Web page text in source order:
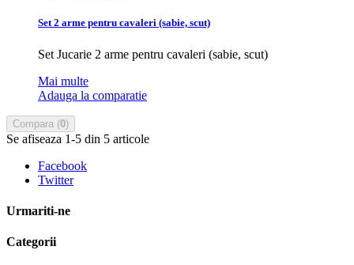
Set 2 arme pentru cavaleri (sabie, scut)
Set Jucarie 2 arme pentru cavaleri (sabie, scut)
Mai multe
Adauga la comparatie
Compara (0)
Se afiseaza 1-5 din 5 articole
Facebook
Twitter
Urmariti-ne
Categorii